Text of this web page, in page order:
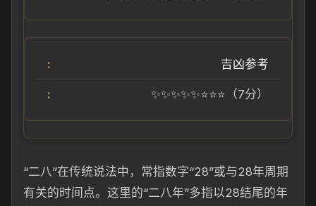
吉凶参考
✨✨✨✨✨⭐⭐⭐（7分）
“二八”在传统说法中，常指数字“28”或与28年周期
有关的时间点。这里的“二八年”多指以28结尾的年